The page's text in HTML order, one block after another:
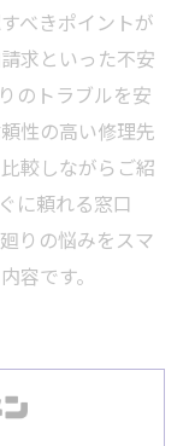
べきポイントが
求といった不安
のトラブルを安
性の高い修理先
較しながらご紹
に頼れる窓口
りの悩みをスマ
容です。